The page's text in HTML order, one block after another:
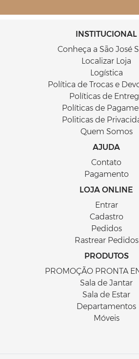
INSTITUCIONAL
Conheça a São José
Localizar Loja
Logística
Política de Trocas e
Políticas de
Políticas de
Politicas de
Quem Somos
AJUDA
Contato
Pagamento
LOJA ONLINE
Entrar
Cadastro
Pedidos
Rastrear Pedidos
PRODUTOS
PROMOÇÃO PRONTA
Sala de Jantar
Sala de Estar
Departamentos
Móveis